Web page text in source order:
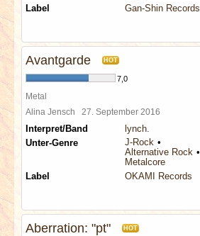
Label
Gan-Shin Records
Avantgarde HOT
7,0
Metal
Alina Jensch 27. September 2016
Interpret/Band
lynch.
Unter-Genre
J-Rock
Alternative Rock
Metalcore
Label
OKAMI Records
Aberration: "pt" HOT